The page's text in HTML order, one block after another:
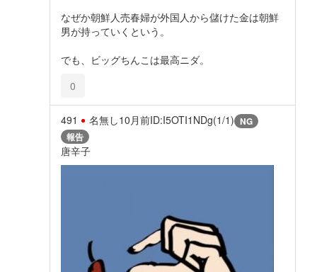
なぜか朝鮮人売春婦が外国人から儲けた金は朝鮮
男が持っていくという。
でも、ビッグちんこは最高ニダ。
0
491 名無し10月前ID:I5OTI1NDg(1/1) NG
報告
唐辛子